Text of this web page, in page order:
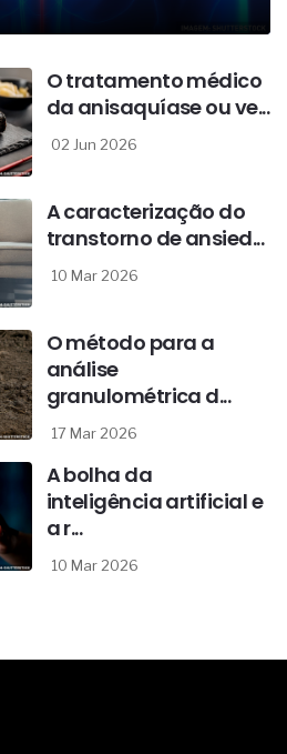
O tratamento médico
da anisaquíase ou ve...
02 Jun 2026
A caracterização do
transtorno de ansied...
10 Mar 2026
O método para a
análise
granulométrica d...
17 Mar 2026
A bolha da
inteligência artificial e
a r...
10 Mar 2026